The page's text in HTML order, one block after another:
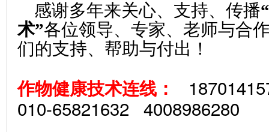
感谢多年来关心、支持、传播
术”各位领导、专家、老师与合
们的支持、帮助与付出！
作物健康技术连线：
010-65821632 4008986280